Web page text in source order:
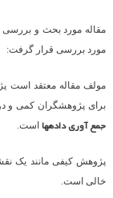
مقاله مورد بحث و
مورد بررسی قرار گرفت:
مولف مقاله معتقد است
برای پژوهشگران کمی و
جمع­ آوری داده­هااست.
پژوهش کیفی مانند یک
خالی است.